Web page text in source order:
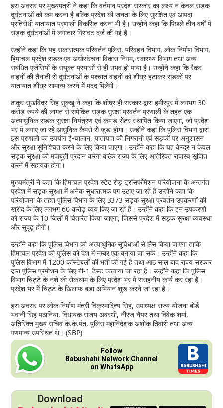
इस अवसर पर मुख्यमंत्री ने कहा कि वर्तमान प्रदेश सरकार का लक्ष्य न केवल सड़क
दुर्घटनाओं को कम करना है बल्कि प्रदेश की जनता के लिए सुरक्षित एवं आपदा
प्रतिरोधी यातायात प्रणाली विकसित करना भी है। उन्होंने कहा कि पिछले तीन वर्षों में
सड़क दुर्घटनाओं में लगातार गिरावट दर्ज की गई है।
उन्होंने कहा कि यह सकारात्मक परिवर्तन पुलिस, परिवहन विभाग, लोक निर्माण विभाग,
हिमाचल प्रदेश सड़क एवं अधोसंरचना विकास निगम, स्वास्थ्य विभाग तथा अन्य
संबंधित एजेंसियों के संयुक्त प्रयासों से ही संभव हो पाया है। उन्होंने कहा कि रैकर
वाहनों की तैनाती से दुर्घटनाओं के पश्चात वाहनों को शीघ्र हटाकर सड़कों पर
यातायात शीघ्र सामान्य करने में मदद मिलेगी।
ठाकुर सुखविंद्र सिंह सुक्खू ने कहा कि शीघ्र ही सरकार द्वारा हमीरपुर में लगभग 30
करोड़ रुपये की लागत से समेकित सड़क सुरक्षा प्रवर्तन प्रणाली के तहत एक
अत्याधुनिक सड़क सुरक्षा नियंत्रण एवं कमांड सेंटर स्थापित किया जाएगा, जो प्रदेश
भर में लगाए जा रहे आधुनिक कैमरों से जुड़ा होगा। उन्होंने कहा कि पुलिस विभाग द्वारा
इस प्रणाली का उपयोग ई-चालान, यातायात की निगरानी एवं सड़कों पर अनुशासन
और सुरक्षा सुनिश्चित करने के लिए किया जाएगा। उन्होंने कहा कि यह केन्द्र न केवल
सड़क सुरक्षा को मजबूती प्रदान करेगा बल्कि राज्य के लिए अतिरिक्त राजस्व सृजित
करने में सहायक होगा।
मुख्यमंत्री ने कहा कि हिमाचल प्रदेश स्टेट रोड़ ट्रांसर्फोमेशन परियोजना के अन्तर्गत
प्रदेश में सड़क सुरक्षा में अनेक सुधारात्मक पग उठाए जा रहे हैं उन्होंने कहा कि
परियोजना के तहत पुलिस विभाग के लिए 3373 सड़क सुरक्षा प्रवर्तन उपकरणों की
खरीद के लिए लगभग 60 करोड़ व्यय किए जा रहे हैं। उन्होंने कहा कि इन उपकरणों
को राज्य के 10 जिलों में वितरित किया जाएगा, जिससे प्रदेश में सड़क सुरक्षा व्यवस्था
और सुदृढ़ होगी।
उन्होंने कहा कि पुलिस विभाग को अत्याधुनिक सुविधाओं से लैस किया जाएगा ताकि
हिमाचल प्रदेश की पुलिस को देश में नम्बर एक बनाया जा सके। उन्होंने कहा कि
पुलिस विभाग में 1200 कांस्टेबलों की भर्ती की गई है तथा आठ साल बाद राज्य सरकार
द्वारा पुलिस प्रमोशन के लिए बी-1 टैस्ट करवाया जा रहा है। उन्होंने कहा कि पुलिस
विभाग चिट्टे के नशे की रोकथाम के लिए प्रदेश भर में सराहनीय कार्य कर रहा है।
प्रदेश भर में चिट्टे के खिलाफ बड़ा अभियान शुरू करने जा रहा है।
इस अवसर पर लोक निर्माण मंत्री विक्रमादित्य सिंह, उपाध्यक्ष राज्य योजना बोर्ड
भवानी सिंह पठानिया, विधायक संजय अवस्थी, नीरज नैयर तथा विवेक शर्मा,
अतिरिक्त मुख्य सचिव के.के.पंत, पुलिस महानिदेशक अशोक तिवारी तथा अन्य
गणमान्य उपस्थित थे। (SBP)
Follow
Babushahi Network Channel
on WhatsApp
Download